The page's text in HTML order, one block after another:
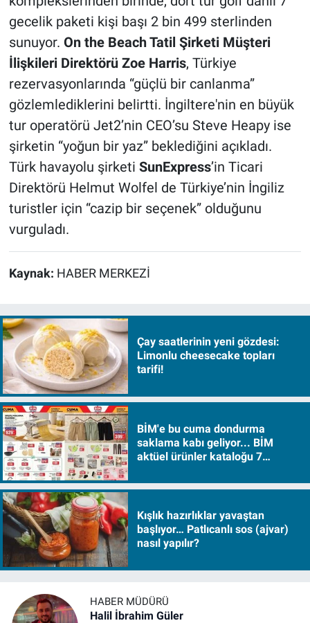
gecelik paketi kişi başı 2 bin 499 sterlinden
sunuyor. On the Beach Tatil Şirketi Müşteri
İlişkileri Direktörü Zoe Harris, Türkiye
rezervasyonlarında “güçlü bir canlanma”
gözlemlediklerini belirtti. İngiltere'nin en büyük
tur operatörü Jet2’nin CEO’su Steve Heapy ise
şirketin “yoğun bir yaz” beklediğini açıkladı.
Türk havayolu şirketi SunExpress’in Ticari
Direktörü Helmut Wolfel de Türkiye’nin İngiliz
turistler için “cazip bir seçenek” olduğunu
vurguladı.
Kaynak: HABER MERKEZİ
Çay saatlerinin yeni gözdesi:
Limonlu cheesecake topları
tarifi!
BİM'e bu cuma dondurma
saklama kabı geliyor... BİM
aktüel ürünler kataloğu 7
Kışlık hazırlıklar yavaştan
başlıyor… Patlıcanlı sos (ajvar)
nasıl yapılır?
HABER MÜDÜRÜ
Halil İbrahim Güler